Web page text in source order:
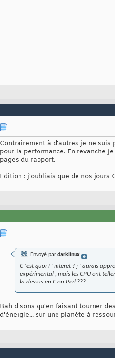
Contrairement à d'autres je ne suis
pour la performance. En revanche
pages du rapport.
Edition : j'oubliais que de nos jours
Envoyé par darklinux
C 'est quoi l ' intérêt ? j ' aurais
expérimental , mais les CPU ont
la dessus en C ou Perl ???
Bah disons qu'en faisant tourner
d'énergie... sur une planète à